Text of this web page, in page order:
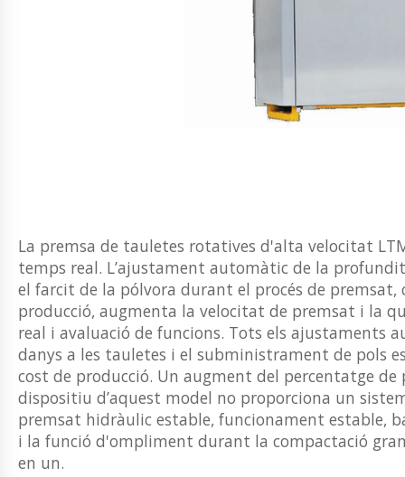
La premsa de tauletes rotatives d'alta velocitat
temps real. L’ajustament automàtic de la
el farcit de la pólvora durant el procés de
producció, augmenta la velocitat de premsat i la
real i avaluació de funcions. Tots els
danys a les tauletes i el subministrament de pols
cost de producció. Un augment del percentatge
dispositiu d’aquest model no proporciona un
premsat hidràulic estable, funcionament estable,
i la funció d'ompliment durant la compactació
en un.